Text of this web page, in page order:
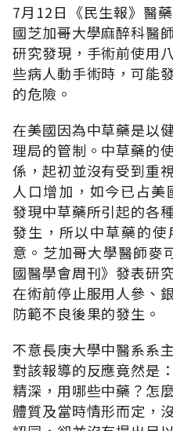
7月12日《民生報》醫
國芝加哥大學麻醉科醫
研究發現，手術前使用
些病人動手術時，可能
的危險。
在美國因為中草藥是以
理局的管制。中草藥的
係，起初並沒有受到重
人口增加，如今已占
發現中草藥所引起的各
發生，所以中草藥的
意。芝加哥大學醫師麥
國醫學會周刊》發表研
在術前停止服用人參、
防範不良後果的發生。
不意長庚大學中醫系系
對該報導的反應竟然是
精深，用哪些中藥？怎
體質及當時情形而定，